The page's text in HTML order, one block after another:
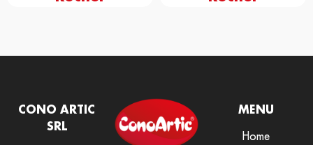
CONO ARTIC
SRL
MENU
Home